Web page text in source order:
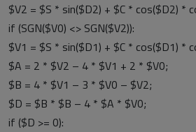
$V2 = $S * sin($D2) + $C * cos($D2) *
if (SGN($V0) <> SGN($V2)):
$V1 = $S * sin($D1) + $C * cos($D1) *
$A = 2 * $V2 – 4 * $V1 + 2 * $V0;
$B = 4 * $V1 – 3 * $V0 – $V2;
$D = $B * $B – 4 * $A * $V0;
if ($D >= 0):